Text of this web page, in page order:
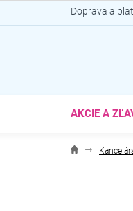
na
Doprava a
AKCIE A